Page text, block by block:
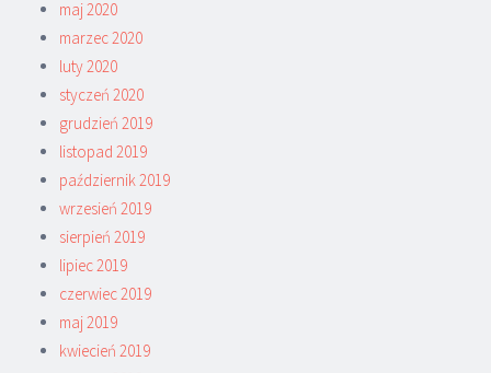
maj 2020
marzec 2020
luty 2020
styczeń 2020
grudzień 2019
listopad 2019
październik 2019
wrzesień 2019
sierpień 2019
lipiec 2019
czerwiec 2019
maj 2019
kwiecień 2019